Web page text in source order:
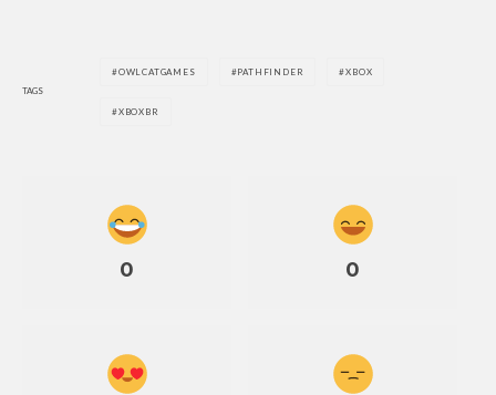
TAGS
OWLCATGAMES PATHFINDER XBOX
XBOXBR
0 0